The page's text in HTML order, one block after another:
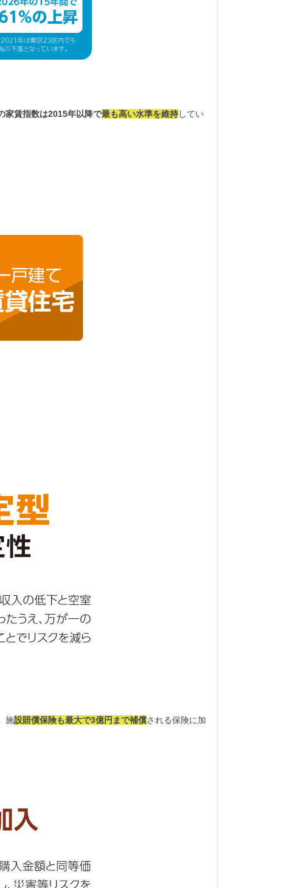
家賃指数は2015年以降で最も高い水準を維持してい
施設賠償保険も最大で3億円まで補償される保険に加